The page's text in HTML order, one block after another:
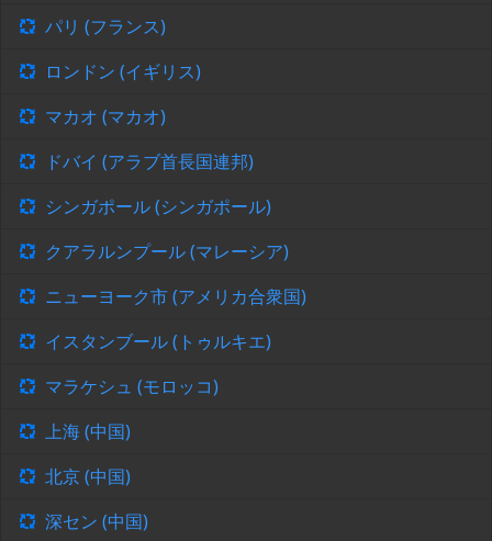
パリ (フランス)
ロンドン (イギリス)
マカオ (マカオ)
ドバイ (アラブ首長国連邦)
シンガポール (シンガポール)
クアラルンプール (マレーシア)
ニューヨーク市 (アメリカ合衆国)
イスタンブール (トゥルキエ)
マラケシュ (モロッコ)
上海 (中国)
北京 (中国)
深セン (中国)